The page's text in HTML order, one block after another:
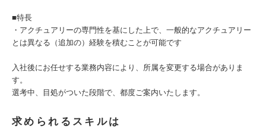
■特長
・アクチュアリーの専門性を基にした上で、一般的なアクチュアリー
とは異なる（追加の）経験を積むことが可能です
入社後にお任せする業務内容により、所属を変更する場合がありま
す。
選考中、目処がついた段階で、都度ご案内いたします。
求められるスキルは